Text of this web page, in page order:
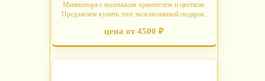
Миниатюра с маленьким хранителем и цветком.
Предлагаем купить этот эксклюзивный подарок.
цена от 4500 ₽